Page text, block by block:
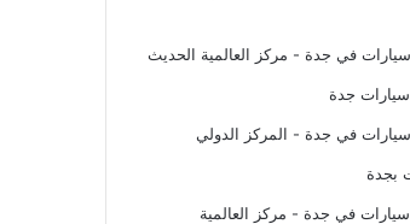
في جدة - مركز العالمية الحديث
جدة
في جدة - المركز الدولي
بجدة
في جدة - مركز العالمية